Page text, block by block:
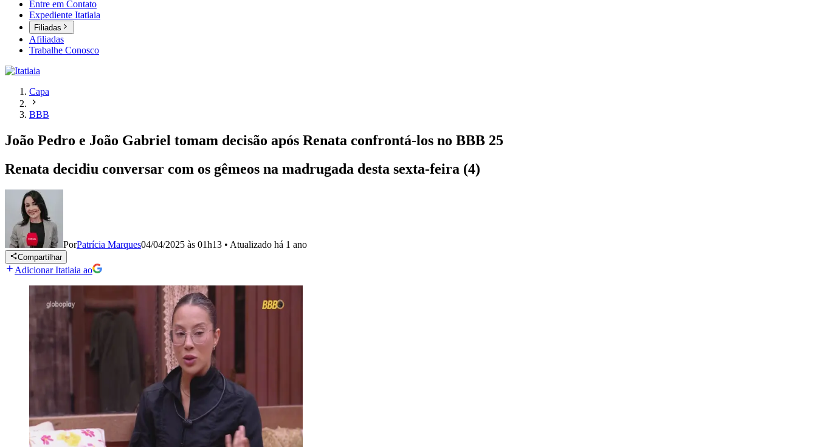
Entre em Contato
Expediente Itatiaia
Filiadas
Afiliadas
Trabalhe Conosco
Capa
BBB
João Pedro e João Gabriel tomam decisão após Renata confrontá-los no BBB 25
Renata decidiu conversar com os gêmeos na madrugada desta sexta-feira (4)
PorPatrícia Marques04/04/2025 às 01h13 • Atualizado há 1 ano
Compartilhar
Adicionar Itatiaia ao